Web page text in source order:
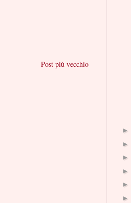
Post più vecchio
►
►
►
►
►
►